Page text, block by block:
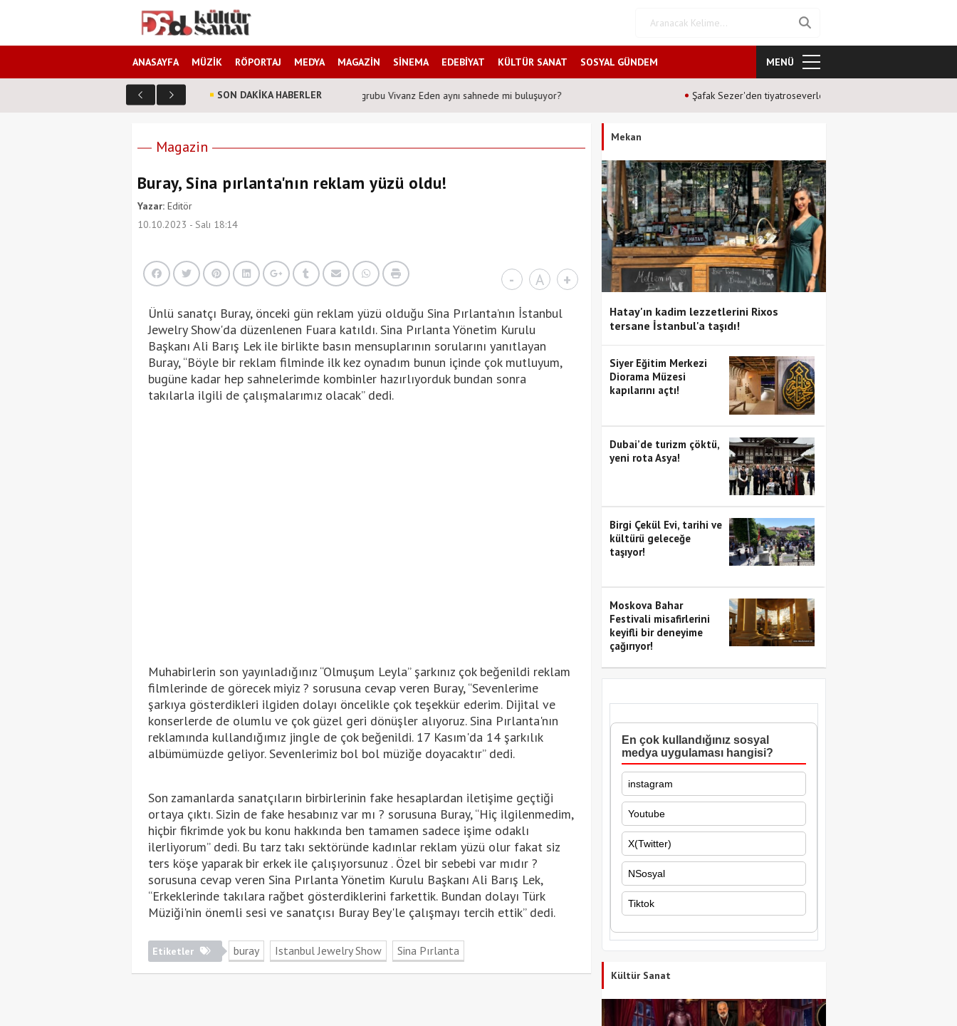
ANASAYFA MÜZİK RÖPORTAJ MEDYA MAGAZİN SİNEMA EDEBİYAT KÜLTÜR SANAT SOSYAL GÜNDEM MENÜ
SON DAKİKA HABERLER
müzik grubu Vivanz Eden aynı sahnede mi buluşuyor? Şafak Sezer'den tiyatroseverlere ''Karanlıkta kumpas'' sürprizi!
Magazin
Buray, Sina pırlanta'nın reklam yüzü oldu!
Yazar:Editör
10.10.2023 - Salı 18:14
- A +
Ünlü sanatçı Buray, önceki gün reklam yüzü olduğu Sina Pırlanta’nın İstanbul
Jewelry Show'da düzenlenen Fuara katıldı. Sina Pırlanta Yönetim Kurulu
Başkanı Ali Barış Lek ile birlikte basın mensuplarının sorularını yanıtlayan
Buray, “Böyle bir reklam filminde ilk kez oynadım bunun içinde çok mutluyum,
bugüne kadar hep sahnelerimde kombinler hazırlıyorduk bundan sonra
takılarla ilgili de çalışmalarımız olacak” dedi.
Muhabirlerin son yayınladığınız “Olmuşum Leyla” şarkınız çok beğenildi reklam
filmlerinde de görecek miyiz ? sorusuna cevap veren Buray, “Sevenlerime
şarkıya gösterdikleri ilgiden dolayı öncelikle çok teşekkür ederim. Dijital ve
konserlerde de olumlu ve çok güzel geri dönüşler alıyoruz. Sina Pırlanta'nın
reklamında kullandığımız jingle de çok beğenildi. 17 Kasım'da 14 şarkılık
albümümüzde geliyor. Sevenlerimiz bol bol müziğe doyacaktır” dedi.
Son zamanlarda sanatçıların birbirlerinin fake hesaplardan iletişime geçtiği
ortaya çıktı. Sizin de fake hesabınız var mı ? sorusuna Buray, “Hiç ilgilenmedim,
hiçbir fikrimde yok bu konu hakkında ben tamamen sadece işime odaklı
ilerliyorum” dedi. Bu tarz takı sektöründe kadınlar reklam yüzü olur fakat siz
ters köşe yaparak bir erkek ile çalışıyorsunuz . Özel bir sebebi var mıdır ?
sorusuna cevap veren Sina Pırlanta Yönetim Kurulu Başkanı Ali Barış Lek,
“Erkeklerinde takılara rağbet gösterdiklerini farkettik. Bundan dolayı Türk
Müziği'nin önemli sesi ve sanatçısı Buray Bey'le çalışmayı tercih ettik” dedi.
Etiketler buray Istanbul Jewelry Show Sina Pırlanta
Mekan
Hatay'ın kadim lezzetlerini Rixos
tersane İstanbul'a taşıdı!
Siyer Eğitim Merkezi
Diorama Müzesi
kapılarını açtı!
Dubai’de turizm çöktü,
yeni rota Asya!
Birgi Çekül Evi, tarihi ve
kültürü geleceğe
taşıyor!
Moskova Bahar
Festivali misafirlerini
keyifli bir deneyime
çağırıyor!
En çok kullandığınız sosyal
medya uygulaması hangisi?
instagram
Youtube
X(Twitter)
NSosyal
Tiktok
Kültür Sanat